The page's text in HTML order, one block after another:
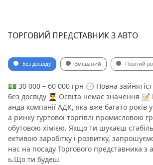
ТОРГОВИЙ ПРЕДСТАВНИК З АВТО
Без досвіду Змішаний Повний
💵 30 000 – 60 000 грн 🕑 Повна
без досвіду 👨‍🎓 Освіта немає значення
анда компанії АДК, яка вже багато
а ринку гуртової торгівлі промисловою
обутовою хімією. Якщо ти шукаєш
ективою заробітку і розвитку,
нас на посаду Торгового представника з
ь.Що ти будеш